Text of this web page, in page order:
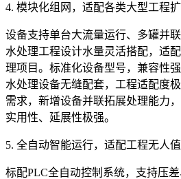
4. 模块化组网，适配各类大型工程
设备支持单台大流量运行、多罐并
水处理工程设计水量灵活搭配，适
理项目。标准化设备型号，兼容性
水处理设备无缝配套，工程适配度
需求，新增设备并联拓展处理能力
实用性、延展性极强。
5. 全自动智能运行，适配工程无人
标配PLC全自动控制系统，支持压